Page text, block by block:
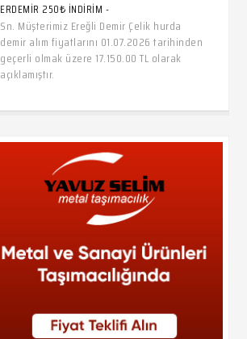
ERDEMİR 250₺ İNDİRİM -
Sn. Müşterimiz Ereğli Demir Çelik hurda
demir alım fiyatlarını 01.07.2026 tarihinden
geçerli olmak üzere 17.150.00 TL olarak
açıklamıştır.